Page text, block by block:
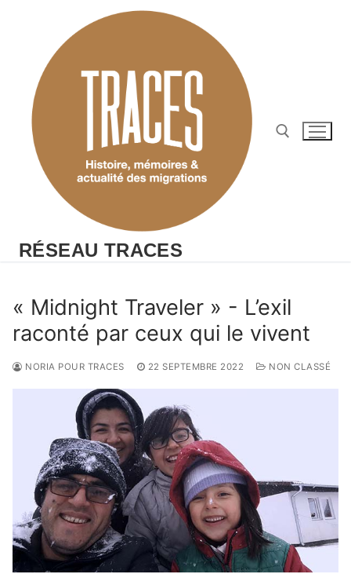
RÉSEAU TRACES
« Midnight Traveler » - L’exil
raconté par ceux qui le vivent
NORIA POUR TRACES 22 SEPTEMBRE 2022 NON CLASSÉ